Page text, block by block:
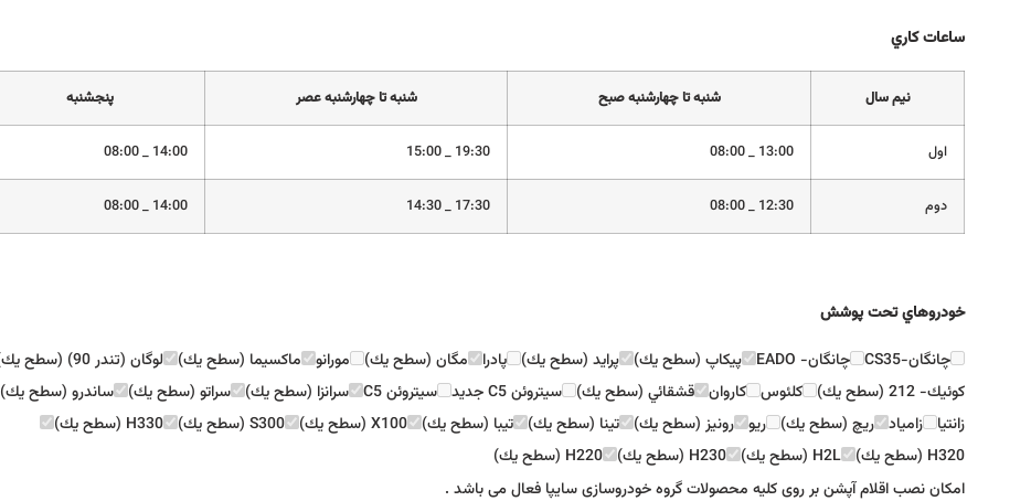
ساعات كاري
نيم سال شنبه تا چهارشنبه صبح شنبه تا چهارشنبه عصر پنجشنبه
اول 13:00 _ 08:00
19:30 _ 15:00
14:00 _ 08:00
دوم 12:30 _ 08:00
17:30 _ 14:30
14:00 _ 08:00
خودروهاي تحت پوشش
چانگان-CS35
چانگان- EADO پيكاپ (سطح يك) پرايد (سطح يك) پادرا مگان (سطح يك) مورانو ماكسيما (سطح يك)
لوگان (تندر 90) (سطح يك)
كوئيك- 212 (سطح يك)
كلئوس كاروان قشقائي (سطح يك) سيتروئن C5 جديد سيتروئن C5 سرانزا (سطح يك) سراتو (سطح يك)
ساندرو (سطح يك)
زانتيا
زامياد ريچ (سطح يك) ريو رونيز (سطح يك) تينا (سطح يك) تيبا (سطح يك) X100 (سطح يك) S300 (سطح يك)
H330 (سطح يك)
H320 (سطح يك)
H2L (سطح يك) H230 (سطح يك)
H220 (سطح يك)
امکان نصب اقلام آپشن بر روی کلیه محصولات گروه خودروسازی سایپا فعال می باشد .